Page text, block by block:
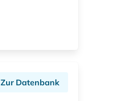
Zur Datenbank